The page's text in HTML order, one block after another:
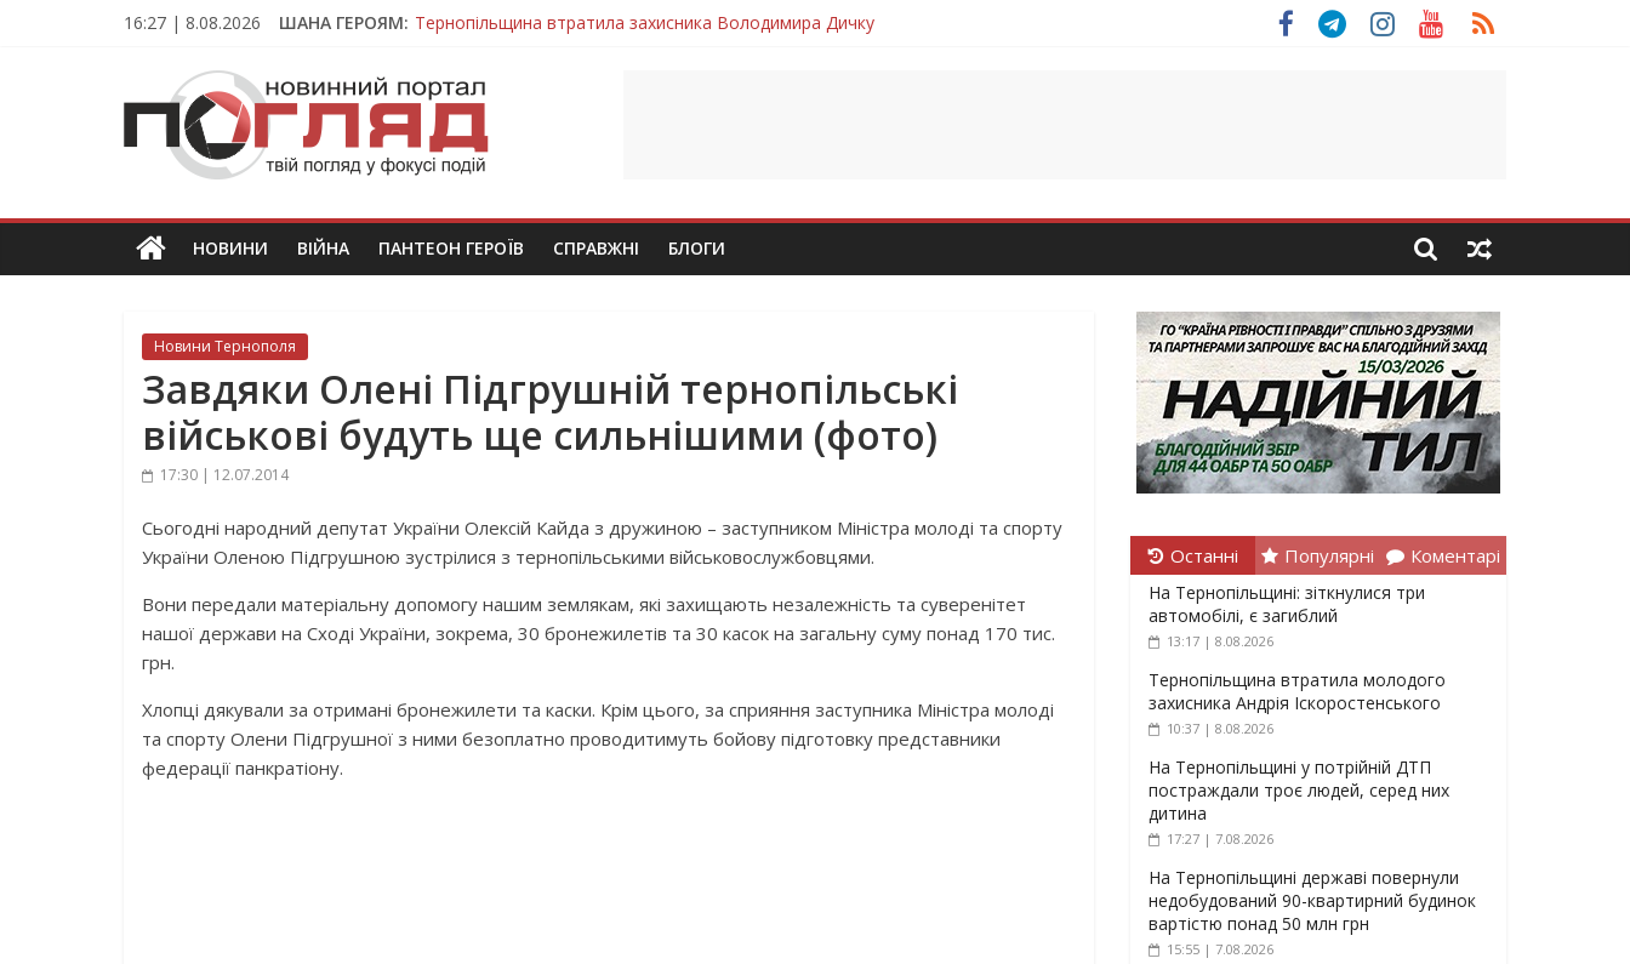
16:27 | 8.08.2026 ШАНА ГЕРОЯМ: Тернопільщина втратила захисника Володимира Дичку
На війні загинув молодий захисник Дмитро Березко з Тернопільщини
Тернопільщина втратила захисника Володимира Вельму
Тернопільщина втратила молодого захисника Андрія Іскоростенського
ПОГЛЯД
Новини
Тернополя.
новини
та
НОВИНИ ВІЙНА ПАНТЕОН ГЕРОЇВ СПРАВЖНІ БЛОГИ
Новини Тернополя
Завдяки Олені Підгрушній тернопільські
військові будуть ще сильнішими (фото)
17:30 | 12.07.2014
Сьогодні народний депутат України Олексій Кайда з дружиною – заступником Міністра молоді та спорту
України Оленою Підгрушною зустрілися з тернопільськими військовослужбовцями.
Вони передали матеріальну допомогу нашим землякам, які захищають незалежність та суверенітет
нашої держави на Сході України, зокрема, 30 бронежилетів та 30 касок на загальну суму понад 170 тис.
грн.
Хлопці дякували за отримані бронежилети та каски. Крім цього, за сприяння заступника Міністра молоді
та спорту Олени Підгрушної з ними безоплатно проводитимуть бойову підготовку представники
федерації панкратіону.
Останні Популярні Коментарі
На Тернопільщині: зіткнулися три
автомобілі, є загиблий
13:17 | 8.08.2026
Тернопільщина втратила молодого
захисника Андрія Іскоростенського
10:37 | 8.08.2026
На Тернопільщині у потрійній ДТП
постраждали троє людей, серед них
дитина
17:27 | 7.08.2026
На Тернопільщині державі повернули
недобудований 90-квартирний будинок
вартістю понад 50 млн грн
15:55 | 7.08.2026